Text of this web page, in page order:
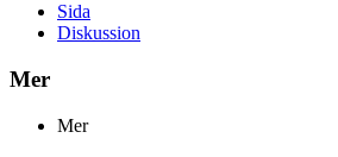
Sida
Diskussion
Mer
Mer